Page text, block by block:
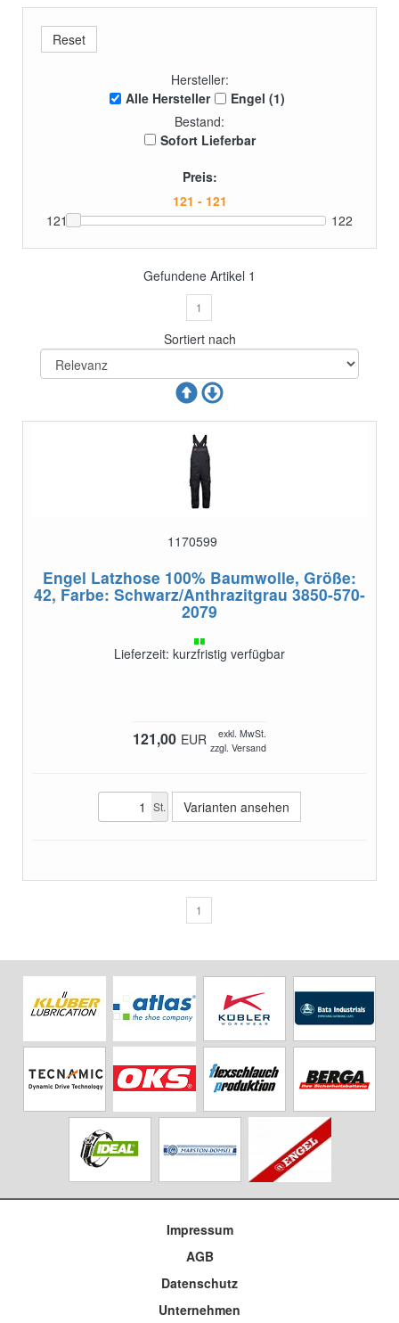
Hersteller:
Alle Hersteller
Engel (1)
Bestand:
Sofort Lieferbar
Preis:
121 122
Gefundene Artikel 1
1
Sortiert nach
1170599
Engel Latzhose 100% Baumwolle, Größe:
42, Farbe: Schwarz/Anthrazitgrau 3850-570-
2079
Lieferzeit: kurzfristig verfügbar
121,00 EUR
exkl. MwSt.
zzgl. Versand
St. Varianten ansehen
1
Impressum
AGB
Datenschutz
Unternehmen